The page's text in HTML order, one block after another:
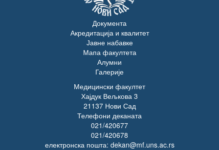
Документа
Акредитација и квалитет
Јавне набавке
Мапа факултета
Алумни
Галерије
Медицински факултет
Хајдук Вељкова 3
21137 Нови Сад
Телефони деканата
021/420677
021/420678
електронска пошта: dekan@mf.uns.ac.rs